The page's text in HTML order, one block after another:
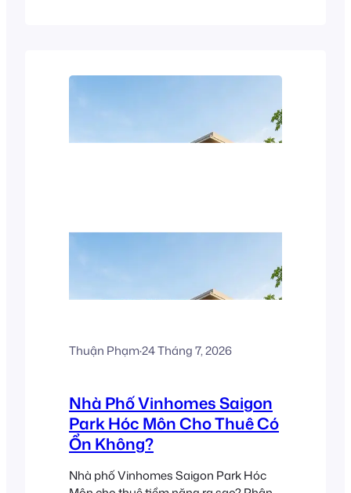
Thuận Phạm·24 Tháng 7, 2026
Nhà Phố Vinhomes Saigon
Park Hóc Môn Cho Thuê Có
Ổn Không?
Nhà phố Vinhomes Saigon Park Hóc